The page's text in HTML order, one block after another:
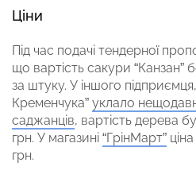
Ціни
Під час подачі тендерної
що вартість сакури “Канзан”
за штуку. У іншого
Кременчука” уклало
саджанців, вартість дерева
грн. У магазині “ГрінМарт”
грн.